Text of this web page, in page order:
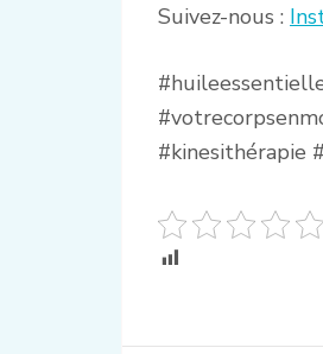
Suivez-nous :
#kinesithérapie